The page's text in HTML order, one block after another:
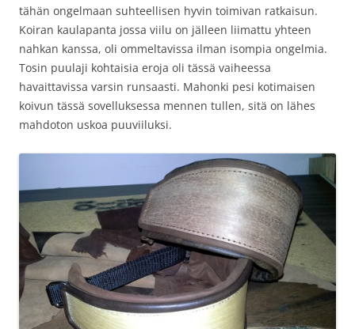
tähän ongelmaan suhteellisen hyvin toimivan ratkaisun.
Koiran kaulapanta jossa viilu on jälleen liimattu yhteen
nahkan kanssa, oli ommeltavissa ilman isompia ongelmia.
Tosin puulaji kohtaisia eroja oli tässä vaiheessa
havaittavissa varsin runsaasti. Mahonki pesi kotimaisen
koivun tässä sovelluksessa mennen tullen, sitä on lähes
mahdoton uskoa puuviiluksi.